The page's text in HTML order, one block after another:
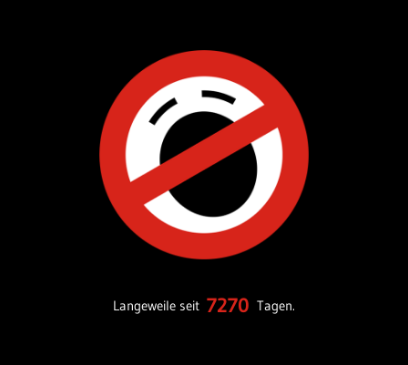
Langeweile seit 7270 Tagen.